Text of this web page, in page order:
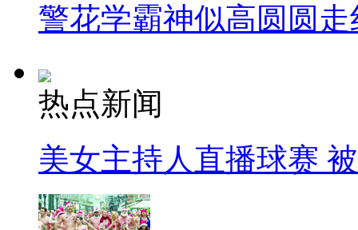
警花学霸神似高圆圆走
热点新闻
美女主持人直播球赛